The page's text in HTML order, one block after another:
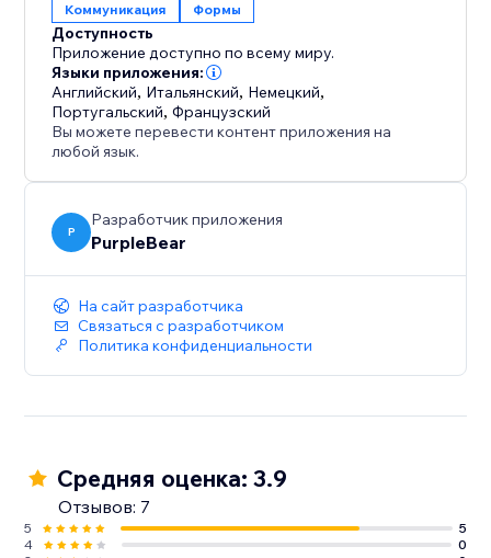
Повышение вовлеченности: поддерживайте
вовлеченность клиентов, запрашивая их мнения и
демонстрируя, что их мнение важно.
Стимулирование роста: используйте
практическую информацию для принятия
стратегических решений, способствующих росту
Экономия времени: автоматизируйте процесс
распространения опросов и сбора данных, что
позволит вам сосредоточиться на других
ключевых аспектах вашего
Коммуникация Формы
Доступность
Приложение доступно по всему миру.
Языки приложения:
Английский, Итальянский, Немецкий,
Португальский,Французский
Вы можете перевести контент приложения на
любой язык.
P
Разработчик приложения
PurpleBear
На сайт разработчика
Связаться с разработчиком
Политика конфиденциальности
Средняя оценка: 3.9
Отзывов: 7
5
5
4
0